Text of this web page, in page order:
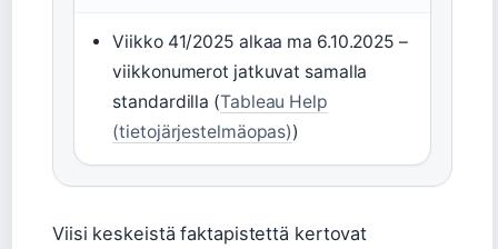
Viikko 41/2025 alkaa ma 6.10.2025 –
viikkonumerot jatkuvat samalla
standardilla (Tableau Help
(tietojärjestelmäopas))
Viisi keskeistä faktapistettä kertovat